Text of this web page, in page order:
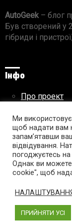
AutoGeek– блог
Був створений у
гібриди і
Інфо
Про проект
Правила
Підпишись на
facebooktwitter
Ми
щоб надати вам
запам’ятавши
відвідування.
погоджуєтесь
Однак ви можете
cookie", щоб
ПРИЙНЯТИ УСІ